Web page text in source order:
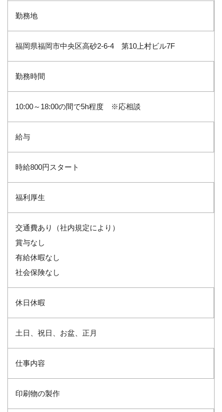
勤務地
福岡県福岡市中央区高砂2‐6‐4 第10上村ビル7F
勤務時間
10:00～18:00の間で5h程度 ※応相談
給与
時給800円スタート
福利厚生
交通費あり（社内規定により）
賞与なし
有給休暇なし
社会保険なし
休日休暇
土日、祝日、お盆、正月
仕事内容
印刷物の製作